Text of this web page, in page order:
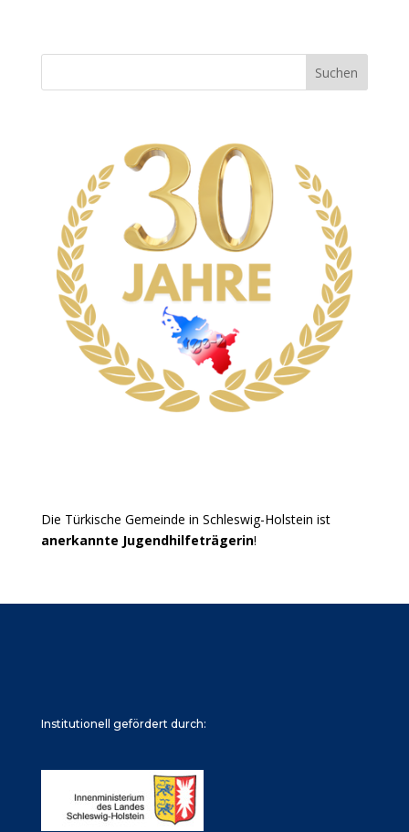
Suchen
Die Türkische Gemeinde in Schleswig-Holstein ist
anerkannte Jugendhilfeträgerin!
Institutionell gefördert durch: